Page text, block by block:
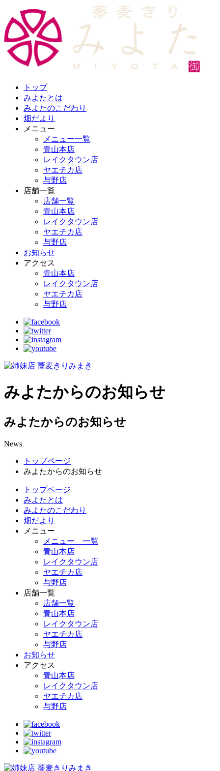
トップ
みよたとは
みよたのこだわり
畑だより
メニュー
メニュー一覧
青山本店
レイクタウン店
ヤエチカ店
与野店
店舗一覧
店舗一覧
青山本店
レイクタウン店
ヤエチカ店
与野店
お知らせ
アクセス
青山本店
レイクタウン店
ヤエチカ店
与野店
みよたからのお知らせ
みよたからのお知らせ
News
トップページ
みよたからのお知らせ
トップページ
みよたとは
みよたのこだわり
畑だより
メニュー
メニュー 一覧
青山本店
レイクタウン店
ヤエチカ店
与野店
店舗一覧
店舗一覧
青山本店
レイクタウン店
ヤエチカ店
与野店
お知らせ
アクセス
青山本店
レイクタウン店
ヤエチカ店
与野店